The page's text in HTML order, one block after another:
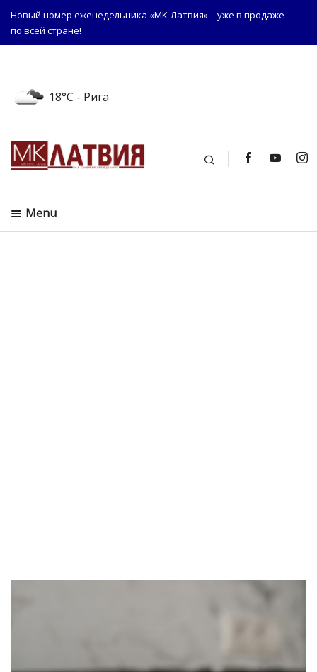
Новый номер еженедельника «МК-Латвия» – уже в продаже
по всей стране!
18°C - Рига
Поиск
Menu